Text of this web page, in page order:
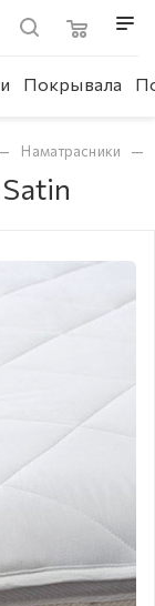
Покрывала
Наматрасники —